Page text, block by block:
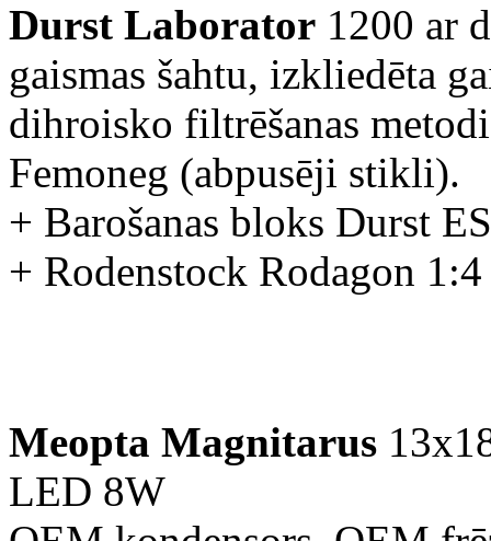
Durst Laborator 1200 ar
gaismas šahtu, izkliedēta
dihroisko filtrēšanas
Femoneg (abpusēji stikli).
+ Barošanas bloks Durst
+ Rodenstock Rodagon
Meopta Magnitarus
LED 8W